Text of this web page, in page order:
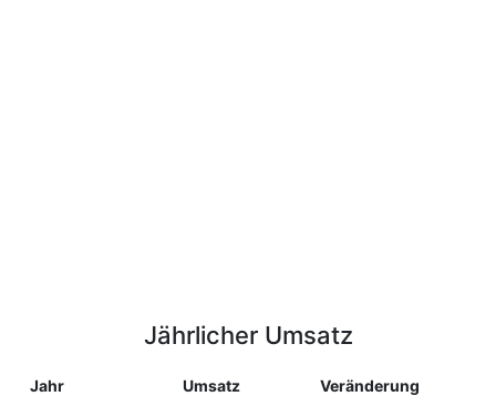
Jährlicher Umsatz
Jahr Umsatz Veränderung